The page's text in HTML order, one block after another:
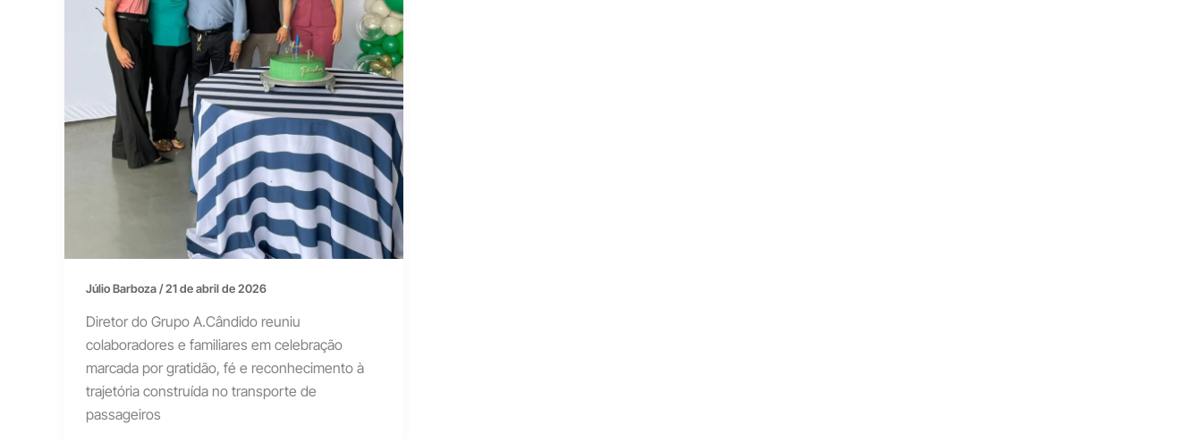
Júlio Barboza/21 de abril de 2026
Diretor do Grupo A.Cândido reuniu
colaboradores e familiares em celebração
marcada por gratidão, fé e reconhecimento à
trajetória construída no transporte de
passageiros